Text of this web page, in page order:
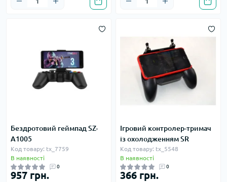
Бездротовий геймпад SZ-
A1005
Код товару: tx_7759
В наявності
0
957 грн.
Ігровий контролер-тримач
із охолодженням SR
Код товару: tx_5548
В наявності
0
366 грн.